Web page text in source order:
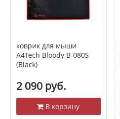
коврик для мыши
A4Tech Bloody B-080S
(Black)
2 090 руб.
В корзину